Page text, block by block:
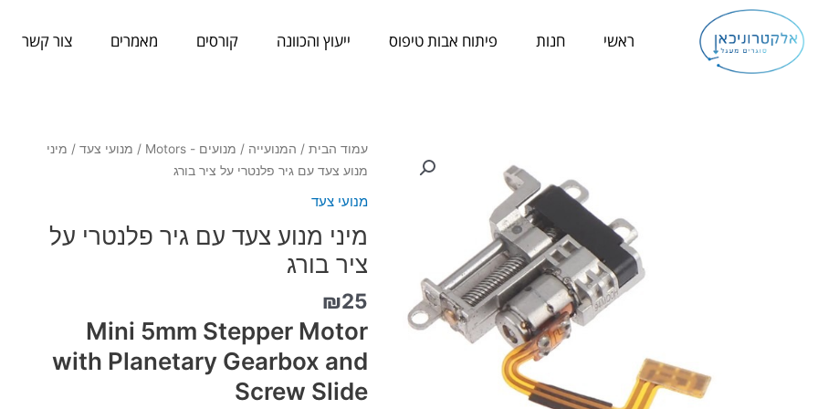
לתוכן
ראשי חנות פיתוח אבות טיפוס ייעוץ והכוונה קורסים מאמרים צור קשר
עמוד הבית/ המנועייה / מנועים - Motors / מנועי צעד/ מיני
מנוע צעד עם גיר פלנטרי על ציר בורג
מנועי צעד
מיני מנוע צעד עם גיר פלנטרי על
ציר בורג
₪25
Mini 5mm Stepper Motor
with Planetary Gearbox and
Screw Slide
כמות
של
צעד
עם
גיר
פלנטרי
על
ציר
בורג